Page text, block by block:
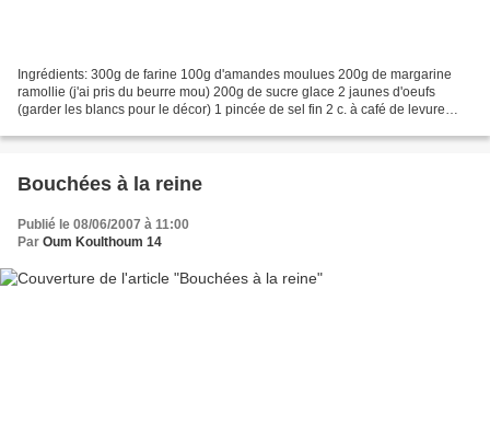
Ingrédients: 300g de farine 100g d'amandes moulues 200g de margarine
ramollie (j'ai pris du beurre mou) 200g de sucre glace 2 jaunes d'oeufs
(garder les blancs pour le décor) 1 pincée de sel fin 2 c. à café de levure
Bouchées à la reine
Publié le 08/06/2007 à 11:00
Par Oum Koulthoum 14